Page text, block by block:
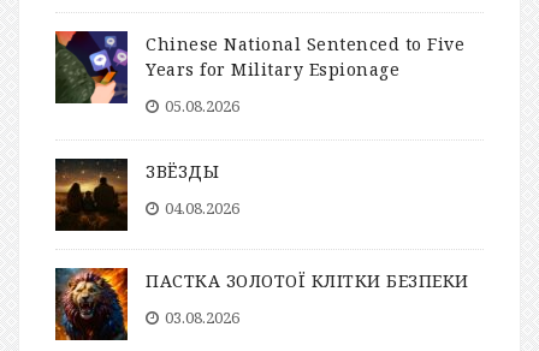
Chinese National Sentenced to Five
Years for Military Espionage
05.08.2026
ЗВЁЗДЫ
04.08.2026
ПАСТКА ЗОЛОТОЇ КЛІТКИ БЕЗПЕКИ
03.08.2026